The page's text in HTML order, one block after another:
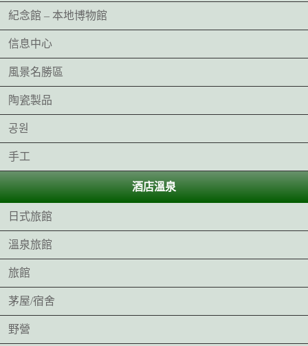
紀念館 – 本地博物館
信息中心
風景名勝區
陶瓷製品
공원
手工
酒店溫泉
日式旅館
溫泉旅館
旅館
茅屋/宿舍
野營